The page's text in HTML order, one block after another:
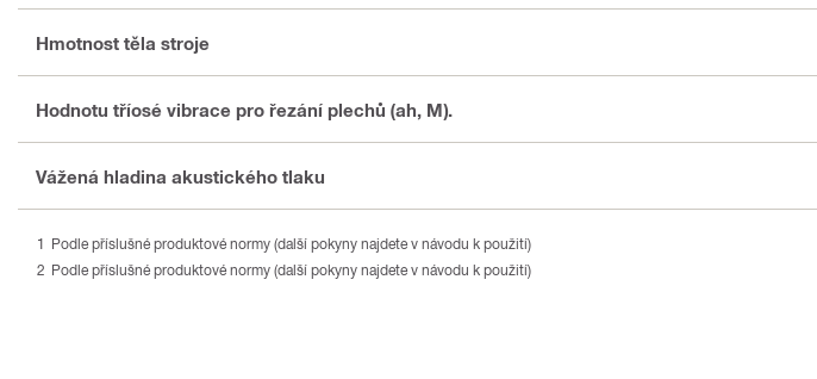
Hmotnost těla stroje
Hodnotu tříosé vibrace pro řezání plechů (ah, M).
Vážená hladina akustického tlaku
Podle příslušné produktové normy (další pokyny najdete v návodu k použití)
Podle příslušné produktové normy (další pokyny najdete v návodu k použití)